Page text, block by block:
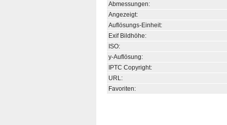
Abmessungen:
Angezeigt:
Auflösungs-Einheit:
Exif Bildhöhe:
ISO:
y-Auflösung:
IPTC Copyright:
URL:
Favoriten: